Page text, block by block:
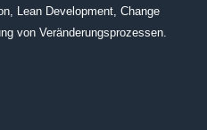
Lean Development, Change
von Veränderungsprozessen.